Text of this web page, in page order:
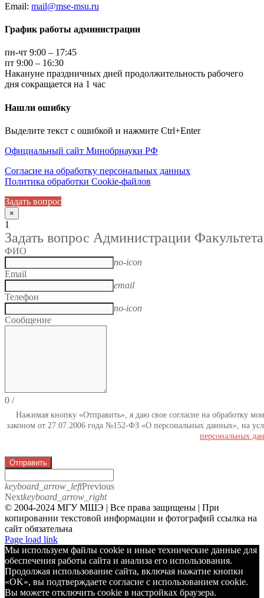
Email: mail@mse-msu.ru
График работы администрации
пн-чт 9:00 – 17:45
пт 9:00 – 16:30
Накануне праздничных дней продолжительность рабочего
дня сокращается на 1 час
Нашли ошибку
Выделите текст с ошибкой и нажмите Ctrl+Enter
Официальный сайт Минобрнауки РФ
Согласие на обработку персональных данных
Политика обработки Cookie-файлов
Задать вопрос
×
1
Задать вопрос Администрации Факультета
ФИО
no-icon
Email
email
Телефон
no-icon
Сообщение
0 /
Нажимая кнопку «Отправить», я даю свое согласие на обработку
законом от 27.07.2006 года №152-ФЗ «О персональных данных», на
персональных
Отправить
keyboard_arrow_leftPrevious
Nextkeyboard_arrow_right
© 2004-2024 МГУ МШЭ | Все права защищены | При
копировании текстовой информации и фотографий ссылка на
сайт обязательна
Telegram
Page load link
Мы используем файлы cookie и иные технические данные для
обеспечения работы сайта и анализа его использования.
Продолжая использование сайта, включая нажатие кнопки
«OK», вы подтверждаете согласие с использованием cookie.
Вы можете отключить cookie в настройках браузера.